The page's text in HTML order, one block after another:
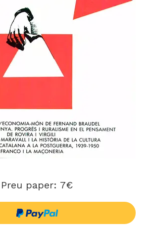
Preu paper: 7€